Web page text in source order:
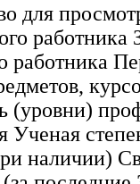
для
работника
работника
(уровни)
Ученая
наличии)